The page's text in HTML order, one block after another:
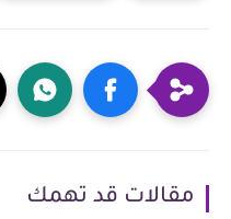
مقالات قد تهمك